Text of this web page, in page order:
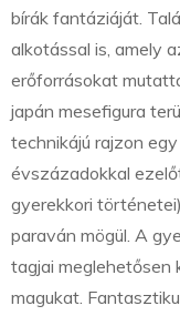
bírák fantáziáját.
alkotással is, amely
erőforrásokat
japán mesefigura
technikájú rajzon
évszázadokkal
gyerekkori
paraván mögül. A
tagjai meglehetősen
magukat.